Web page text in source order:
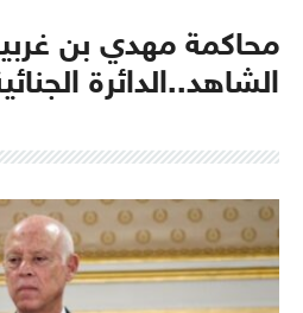
محاكمة مهدي بن
الشاهد..الدائرة